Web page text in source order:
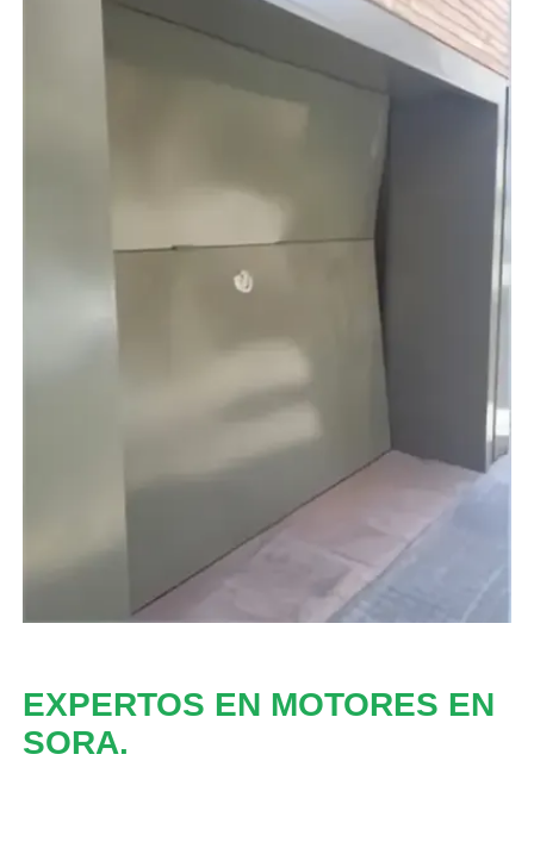
EXPERTOS EN MOTORES EN
SORA.